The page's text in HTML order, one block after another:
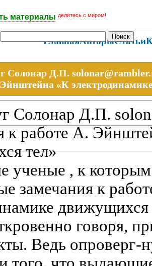
материалы делитесь с миром!
ГлавнаяАвторыСтатьи
Солонар Д.П.
«К
Солонар Д.П.
к работе А.
тел»
ученые , к
замечания к
движущихся
говоря,
Ведь опроверг-